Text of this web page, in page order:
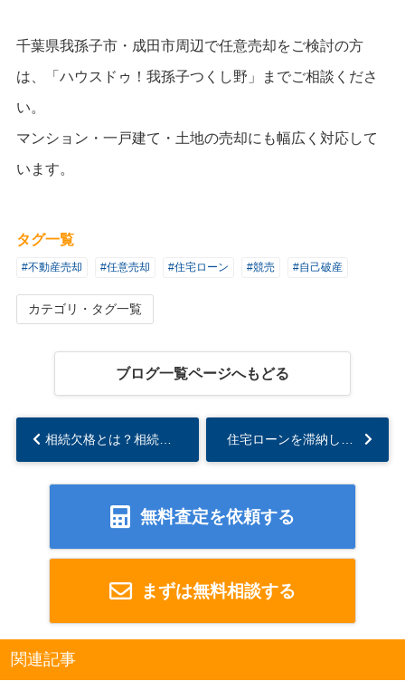
千葉県我孫子市・成田市周辺で任意売却をご検討の方
は、「ハウスドゥ！我孫子つくし野」までご相談くださ
い。
マンション・一戸建て・土地の売却にも幅広く対応して
います。
タグ一覧
#不動産売却 #任意売却 #住宅ローン #競売 #自己破産
カテゴリ・タグ一覧
ブログ一覧ページへもどる
相続欠格とは？相続廃除との違いもわかりやすく解説...
無料査定を依頼する
まずは無料相談する
関連記事